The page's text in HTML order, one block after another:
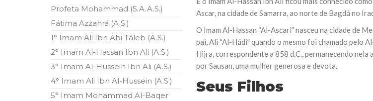
Falecimento do Imam Ali Ibn Al-Hussein (A.S.)
Em nome de Deus, o Clemente, o Misericordioso! Diante da data em que
relembramos o martírio do quarto Imam dos muçulmanos, o Imam Ali Ibn Al-
Hussein Ibn Ali Ibn Abi Táleb (A.S.), conhecido por “Zein Al-Ábidin” (Formosura
sede, em
Profeta Mohammad (S.A.A.S.)
Fátima Azzahrá (A.S.)
1° Imam Ali Ibn Abi Táleb (A.S.)
2° Imam Al-Hassan Ibn Ali (A.S.)
3° Imam Al-Hussein Ibn Ali (A.S.)
4° Imam Ali Ibn Al-Hussein (A.S.)
5° Imam Mohammad Al-Baqer
Ascar, na cidade de Samarra, ao norte de Bagdá no
O Imam Al-Hassan “Al-Ascari” nasceu na cidade de
pai, Ali “Al-Hádi” quando o mesmo foi chamado pelo
Hijra, correspondente a 858 d.C., permanecendo nela
por Sausan, uma mulher generosa e devota.
Seus Filhos